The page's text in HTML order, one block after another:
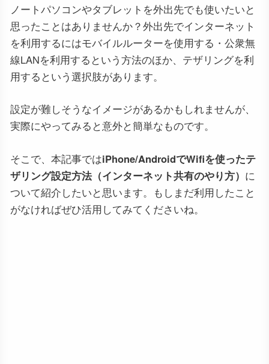
ノートパソコンやタブレットを外出先でも使いたいと
思ったことはありませんか？外出先でインターネット
を利用するにはモバイルルーターを使用する・公衆無
線LANを利用するという方法のほか、テザリングを利
用するという選択肢があります。
設定が難しそうなイメージがあるかもしれませんが、
実際にやってみると意外と簡単なものです。
そこで、本記事ではiPhone/AndroidでWifiを使ったテ
ザリング設定方法（インターネット共有のやり方） に
ついて紹介したいと思います。もしまだ利用したこと
がなければぜひ活用してみてくださいね。